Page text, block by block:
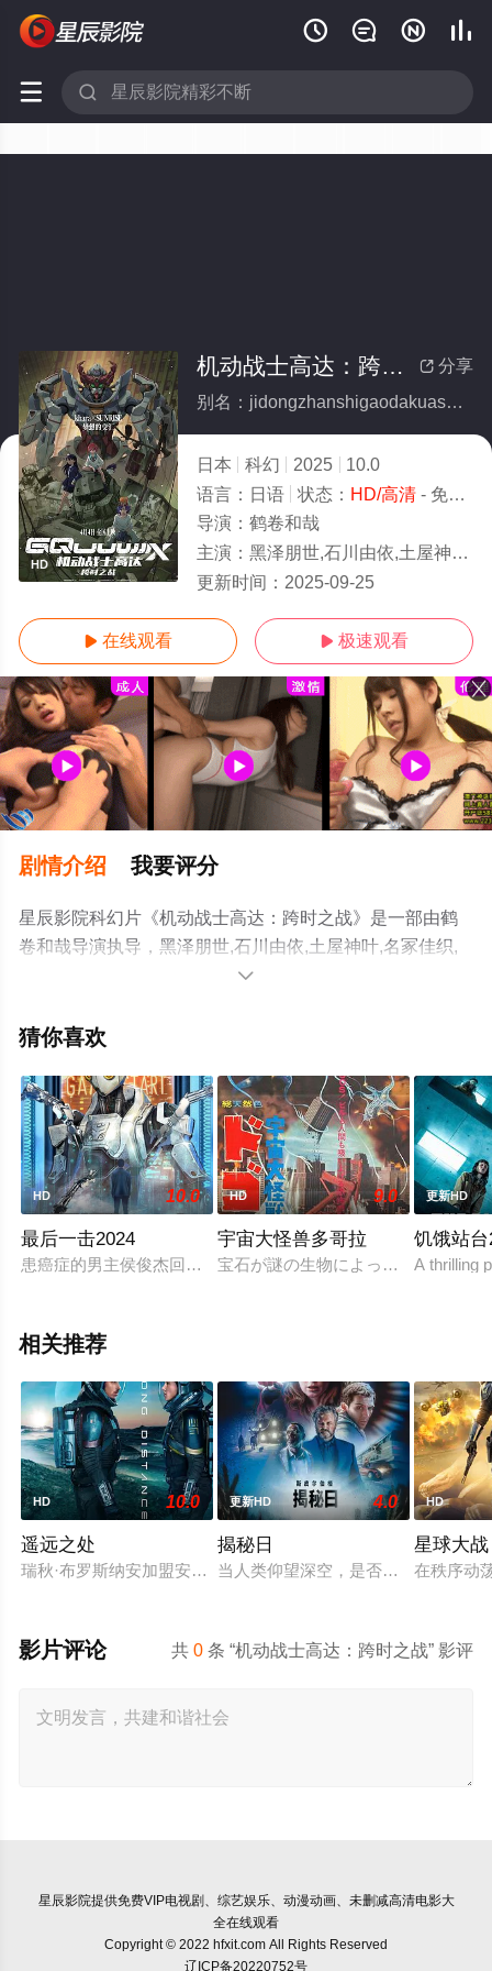
   
 
HD
 分享
机动战士高达：跨时之战
别名：jidongzhanshigaodakuashizhizhan
日本 科幻 2025
10.0
语言： 日语 状态： HD/高清- 免费在线观看
导演： 鹤卷和哉
主演： 黑泽朋世,石川由依,土屋神叶,名冢佳织,新祐树,杉田智和
更新时间： 2025-09-25
 在线观看  极速观看
剧情介绍 我要评分
星辰影院科幻片《机动战士高达：跨时之战》是一部由鹤
卷和哉导演执导，黑泽朋世,石川由依,土屋神叶,名冢佳织,
新祐树,杉田智和等演员精彩演绎的日本电影，手机免费观
息可移步至豆瓣电影、电视猫或剧情网等平台了解。

猜你喜欢
HD 10.0
最后一击2024
患癌症的男主侯俊杰回到家乡探望父亲，邂逅了组装机甲的女
HD 9.0
宇宙大怪兽多哥拉
宝石が謎の生物によって奪われると
更新HD
饥饿站台
A thrilling
相关推荐
HD 10.0
遥远之处
瑞秋·布罗斯纳安加盟安东尼·拉莫斯([身在高地])出演喜剧科幻片
更新HD 4.0
揭秘日
当人类仰望深空，是否有一个“它”也
HD
星球大
在秩序动
共0 条 “机动战士高达：跨时之战” 影评
影片评论
星辰影院提供免费VIP电视剧、综艺娱乐、动漫动画、未删减高清电影大
全在线观看
Copyright © 2022 hfxit.com All Rights Reserved
辽ICP备20220752号